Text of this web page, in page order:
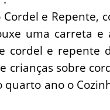
e Repente,
uma carreta
cordel e repente
crianças sobre
ano o